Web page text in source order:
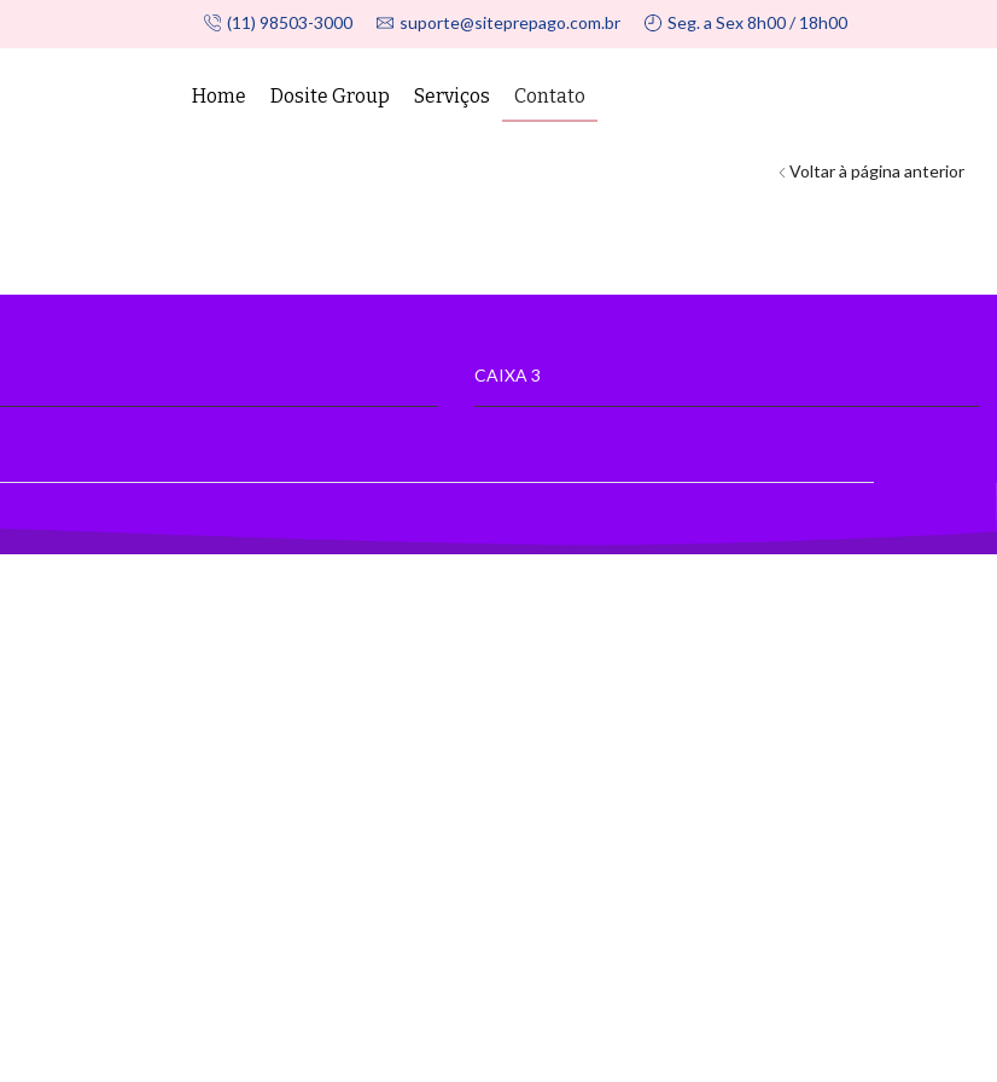
(11) 98503-3000 suporte@siteprepago.com.br Seg. a Sex 8h00 / 18h00
Home Dosite Group Serviços Contato
Voltar à página anterior
CAIXA 3